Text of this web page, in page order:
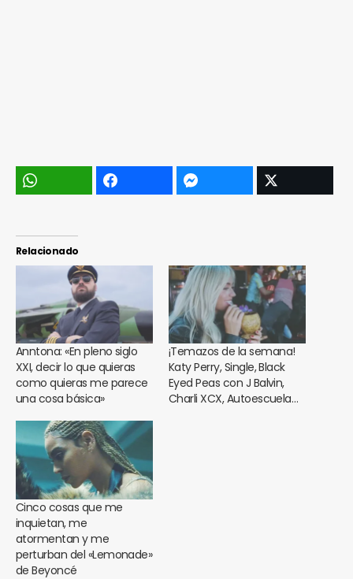
Relacionado
Anntona: «En pleno siglo
XXI, decir lo que quieras
como quieras me parece
una cosa básica»
¡Temazos de la semana!
Katy Perry, Single, Black
Eyed Peas con J Balvin,
Charli XCX, Autoescuela…
Cinco cosas que me
inquietan, me
atormentan y me
perturban del «Lemonade»
de Beyoncé